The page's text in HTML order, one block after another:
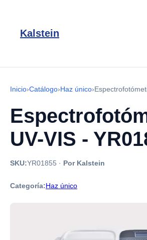
Kalstein
Inicio›Catálogo›Haz único›
UV-VIS -
SKU:YR01855 · Por Kalstein
Categoría:Haz único